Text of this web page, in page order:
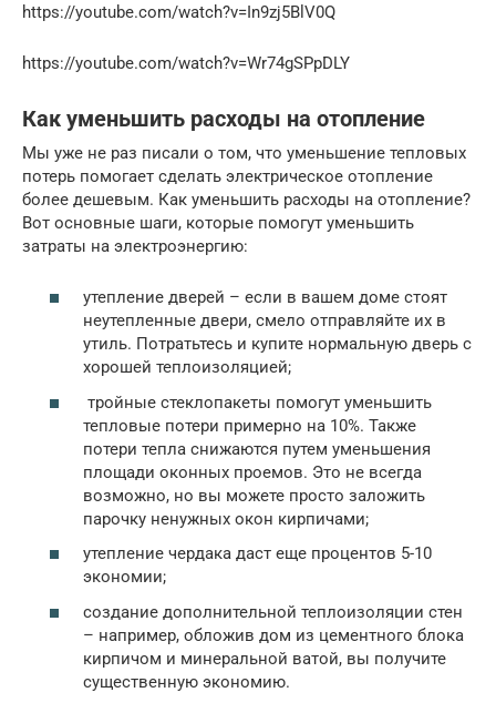
https://youtube.com/watch?v=In9zj5BlV0Q
https://youtube.com/watch?v=Wr74gSPpDLY
Как уменьшить расходы на отопление
Мы уже не раз писали о том, что уменьшение тепловых
потерь помогает сделать электрическое отопление
более дешевым. Как уменьшить расходы на отопление?
Вот основные шаги, которые помогут уменьшить
затраты на электроэнергию:
утепление дверей – если в вашем доме стоят
неутепленные двери, смело отправляйте их в
утиль. Потратьтесь и купите нормальную дверь с
хорошей теплоизоляцией;
тройные стеклопакеты помогут уменьшить
тепловые потери примерно на 10%. Также
потери тепла снижаются путем уменьшения
площади оконных проемов. Это не всегда
возможно, но вы можете просто заложить
парочку ненужных окон кирпичами;
утепление чердака даст еще процентов 5-10
экономии;
создание дополнительной теплоизоляции стен
– например, обложив дом из цементного блока
кирпичом и минеральной ватой, вы получите
существенную экономию.